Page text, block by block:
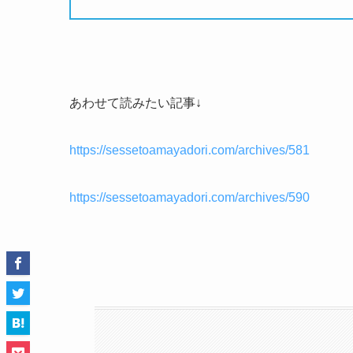
あわせて読みたい記事↓
https://sessetoamayadori.com/archives/581
https://sessetoamayadori.com/archives/590